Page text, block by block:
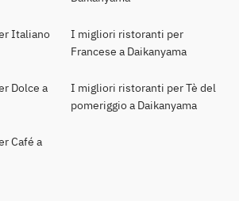
Italiano
I migliori ristoranti per
Francese a Daikanyama
Dolce a
I migliori ristoranti per Tè del
pomeriggio a Daikanyama
Café a